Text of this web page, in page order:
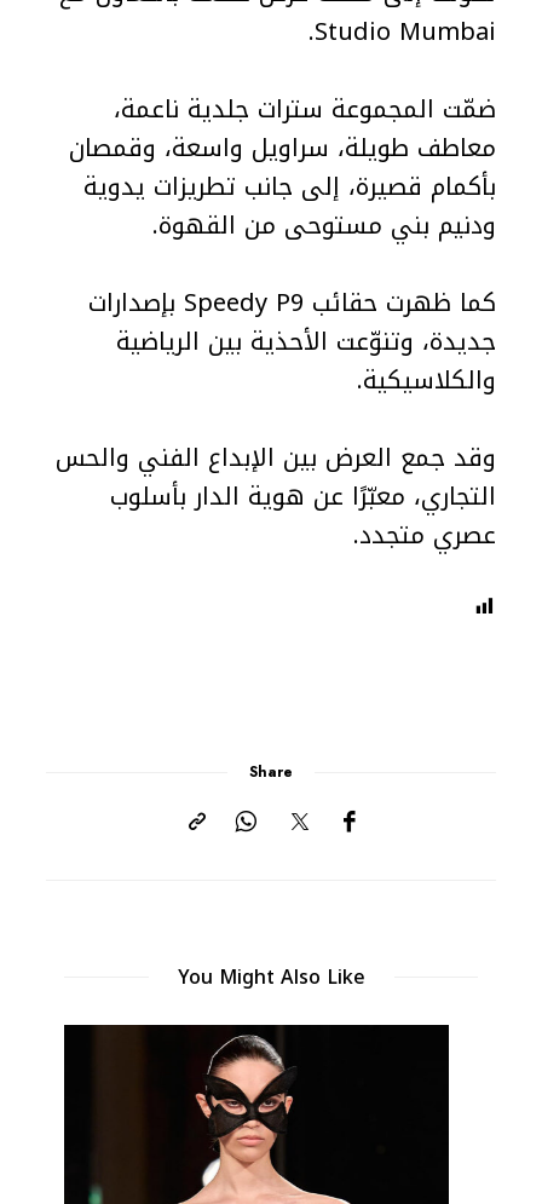
Studio Mumbai.
ضمّت المجموعة سترات جلدية ناعمة،
معاطف طويلة، سراويل واسعة، وقمصان
بأكمام قصيرة، إلى جانب تطريزات يدوية
ودنيم بني مستوحى من القهوة.
كما ظهرت حقائب Speedy P9 بإصدارات
جديدة، وتنوّعت الأحذية بين الرياضية
والكلاسيكية.
وقد جمع العرض بين الإبداع الفني والحس
التجاري، معبّرًا عن هوية الدار بأسلوب
عصري متجدد.
Share
You Might Also Like